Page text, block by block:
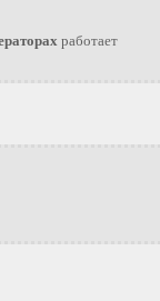
работает